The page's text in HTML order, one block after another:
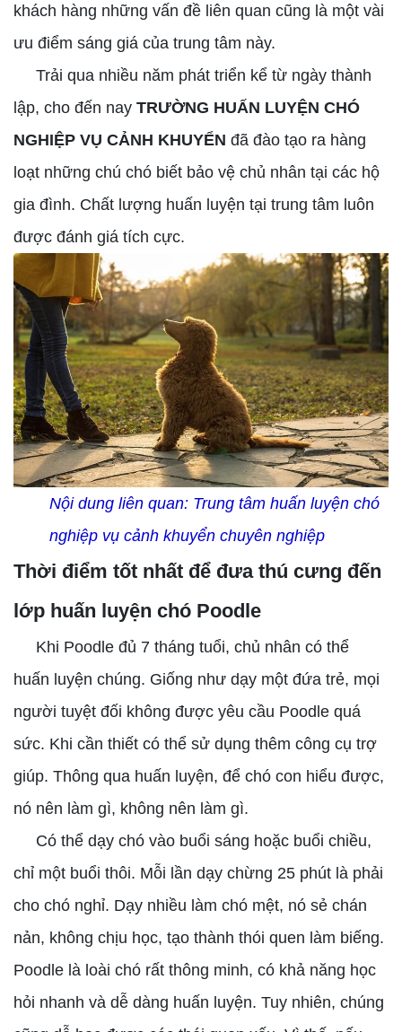
khách hàng những vấn đề liên quan cũng là một vài
ưu điểm sáng giá của trung tâm này.
Trải qua nhiều năm phát triển kể từ ngày thành
lập, cho đến nay TRƯỜNG HUẤN LUYỆN CHÓ
NGHIỆP VỤ CẢNH KHUYỂN đã đào tạo ra hàng
loạt những chú chó biết bảo vệ chủ nhân tại các hộ
gia đình. Chất lượng huấn luyện tại trung tâm luôn
được đánh giá tích cực.
Nội dung liên quan: Trung tâm huấn luyện chó
nghiệp vụ cảnh khuyển chuyên nghiệp
Thời điểm tốt nhất để đưa thú cưng đến
lớp huấn luyện chó Poodle
Khi Poodle đủ 7 tháng tuổi, chủ nhân có thể
huấn luyện chúng. Giống như dạy một đứa trẻ, mọi
người tuyệt đối không được yêu cầu Poodle quá
sức. Khi cần thiết có thể sử dụng thêm công cụ trợ
giúp. Thông qua huấn luyện, để chó con hiểu được,
nó nên làm gì, không nên làm gì.
Có thể dạy chó vào buổi sáng hoặc buổi chiều,
chỉ một buổi thôi. Mỗi lần dạy chừng 25 phút là phải
cho chó nghỉ. Dạy nhiều làm chó mệt, nó sẻ chán
nản, không chịu học, tạo thành thói quen làm biếng.
Poodle là loài chó rất thông minh, có khả năng học
hỏi nhanh và dễ dàng huấn luyện. Tuy nhiên, chúng